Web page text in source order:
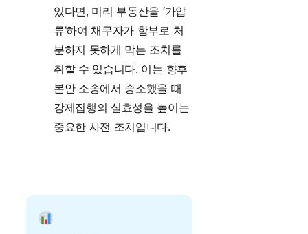
있다면, 미리 부동산을 ‘가압
류’하여 채무자가 함부로 처
분하지 못하게 막는 조치를
취할 수 있습니다. 이는 향후
본안 소송에서 승소했을 때
강제집행의 실효성을 높이는
중요한 사전 조치입니다.